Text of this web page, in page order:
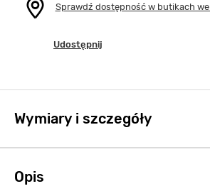
Sprawdź dostępność w butikach we
Udostępnij
Wymiary i szczegóły
Opis